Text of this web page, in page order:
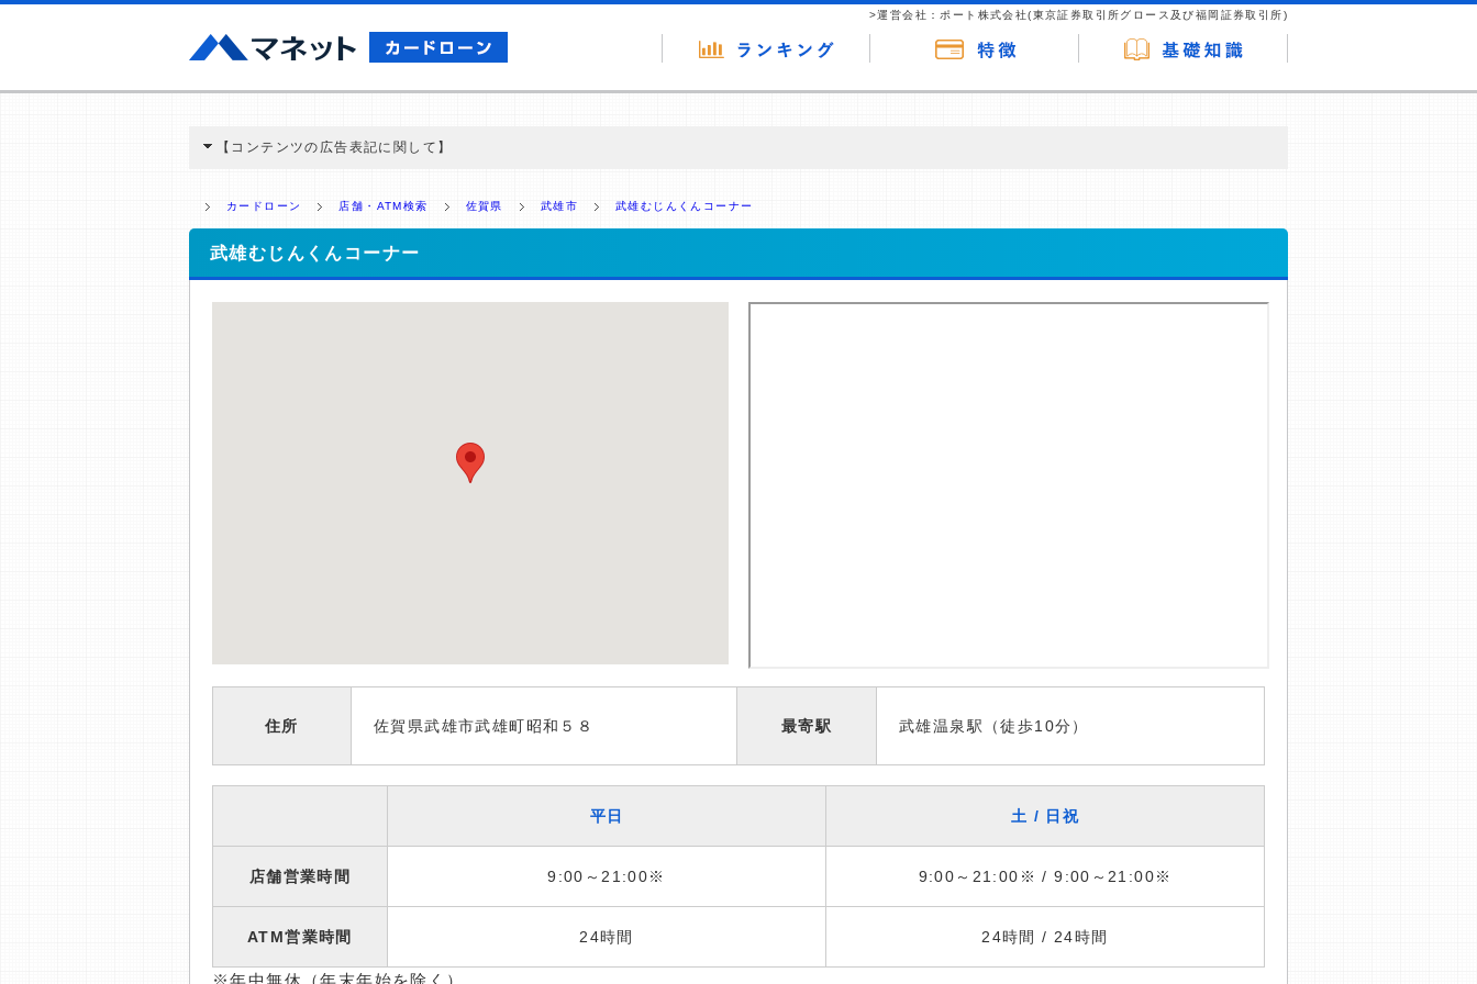
>運営会社：ポート株式会社(東京証券取引所グロース及び福岡証券取引所)
【コンテンツの広告表記に関して】
ミ収集などに基づき、公平性を担保した情報提供を行っています。
>提携企業一覧
カードローン 店舗・ATM検索 佐賀県 武雄市 武雄むじんくんコーナー
武雄むじんくんコーナー
住所 佐賀県武雄市武雄町昭和５８ 最寄駅 武雄温泉駅（徒歩10分）
平日 土 / 日祝
店舗営業時間 9:00～21:00※ 9:00～21:00※ / 9:00～21:00※
ATM営業時間 24時間 24時間 / 24時間
※年中無休（年末年始を除く）